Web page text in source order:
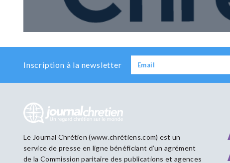
Inscription à la newsletter
Le Journal Chrétien (www.chrétiens.com) est un
service de presse en ligne bénéficiant d’un agrément
de la Commission paritaire des publications et agences